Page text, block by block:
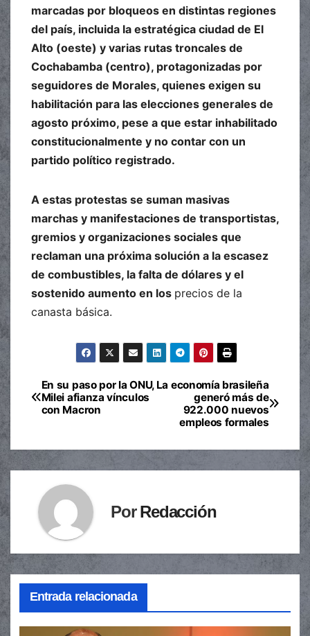
marcadas por bloqueos en distintas regiones
del país, incluida la estratégica ciudad de El
Alto (oeste) y varias rutas troncales de
Cochabamba (centro), protagonizadas por
seguidores de Morales, quienes exigen su
habilitación para las elecciones generales de
agosto próximo, pese a que estar inhabilitado
constitucionalmente y no contar con un
partido político registrado.
A estas protestas se suman masivas
marchas y manifestaciones de transportistas,
gremios y organizaciones sociales que
reclaman una próxima solución a la escasez
de combustibles, la falta de dólares y el
sostenido aumento en los precios de la
canasta básica.
Navegación
de
entradas
La economía brasileña
generó más de
922.000 nuevos
empleos formales
En su paso por la ONU,
Milei afianza vínculos
con Macron
PorRedacción
Entrada relacionada